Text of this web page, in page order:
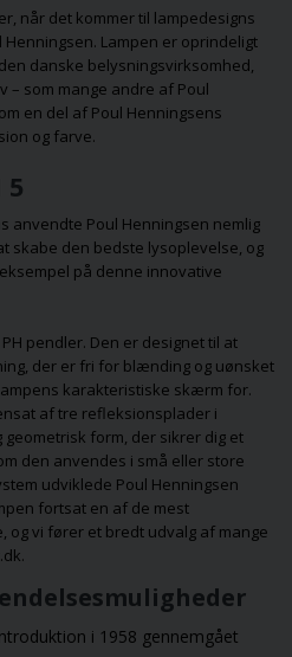
Lad dig inspirere
find den perfekte
farverige lampe,
passer til dine
din smag!
når det kommer til lampedesigns
Henningsen. Lampen er oprindeligt
danske belysningsvirksomhed,
– som mange andre af Poul
en del af Poul Henningsens
og farve.
5
anvendte Poul Henningsen nemlig
skabe den bedste lysoplevelse, og
på denne innovative
PH pendler. Den er designet til at
der er fri for blænding og uønsket
karakteristiske skærm for.
af tre refleksionsplader i
form, der sikrer dig et
den anvendes i små eller store
udviklede Poul Henningsen
fortsat en af de mest
vi fører et bredt udvalg af mange
i 1958 gennemgået